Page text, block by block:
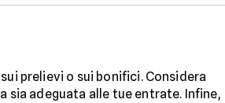
prelievi o sui bonifici. Considera
sia adeguata alle tue entrate. Infine,